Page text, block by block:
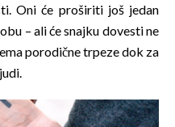
Oni će proširiti još jedan
– ali će snajku dovesti ne
porodične trpeze dok za